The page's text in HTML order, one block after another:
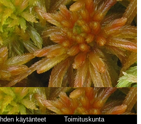
käytänteet
Toimituskunta